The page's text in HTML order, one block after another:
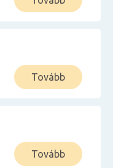
Tovább
Tovább